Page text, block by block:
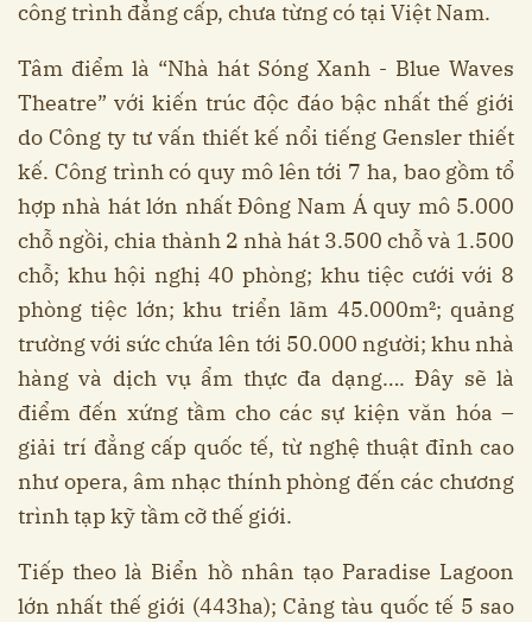
công trình đẳng cấp, chưa từng có tại Việt Nam.
Tâm điểm là “Nhà hát Sóng Xanh - Blue Waves
Theatre” với kiến trúc độc đáo bậc nhất thế giới
do Công ty tư vấn thiết kế nổi tiếng Gensler thiết
kế. Công trình có quy mô lên tới 7 ha, bao gồm tổ
hợp nhà hát lớn nhất Đông Nam Á quy mô 5.000
chỗ ngồi, chia thành 2 nhà hát 3.500 chỗ và 1.500
chỗ; khu hội nghị 40 phòng; khu tiệc cưới với 8
phòng tiệc lớn; khu triển lãm 45.000m²; quảng
trường với sức chứa lên tới 50.000 người; khu nhà
hàng và dịch vụ ẩm thực đa dạng…. Đây sẽ là
điểm đến xứng tầm cho các sự kiện văn hóa –
giải trí đẳng cấp quốc tế, từ nghệ thuật đỉnh cao
như opera, âm nhạc thính phòng đến các chương
trình tạp kỹ tầm cỡ thế giới.
Tiếp theo là Biển hồ nhân tạo Paradise Lagoon
lớn nhất thế giới (443ha); Cảng tàu quốc tế 5 sao